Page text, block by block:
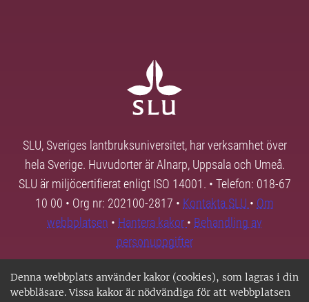
Denna webbplats använder kakor (cookies), som lagras i din
webbläsare. Vissa kakor är nödvändiga för att webbplatsen
SLU, Sveriges lantbruksuniversitet, har verksamhet över
hela Sverige. Huvudorter är Alnarp, Uppsala och Umeå.
SLU är miljöcertifierat enligt ISO 14001. • Telefon: 018-67
10 00 • Org nr: 202100-2817 • Kontakta SLU • Om
webbplatsen • Hantera kakor • Behandling av
personuppgifter